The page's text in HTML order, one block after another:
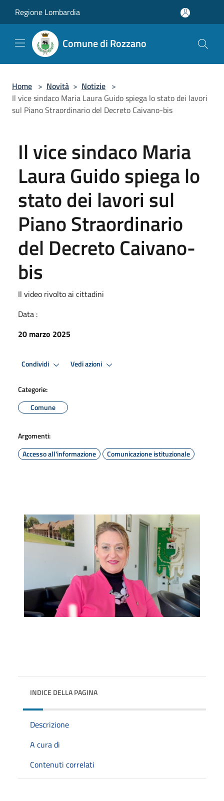
Regione Lombardia
Comune di Rozzano
Home > Novità > Notizie >
Il vice sindaco Maria Laura Guido spiega lo stato dei lavori
sul Piano Straordinario del Decreto Caivano-bis
Il vice sindaco Maria
Laura Guido spiega lo
stato dei lavori sul
Piano Straordinario
del Decreto Caivano-
bis
Il video rivolto ai cittadini
Data :
20 marzo 2025
Condividi Vedi azioni
Categorie:
Comune
Argomenti:
Accesso all'informazione
Comunicazione istituzionale
INDICE DELLA PAGINA
Descrizione
A cura di
Contenuti correlati